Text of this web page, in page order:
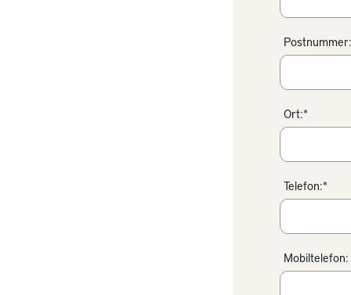
Ort:*
Telefon:*
Mobiltelefon: